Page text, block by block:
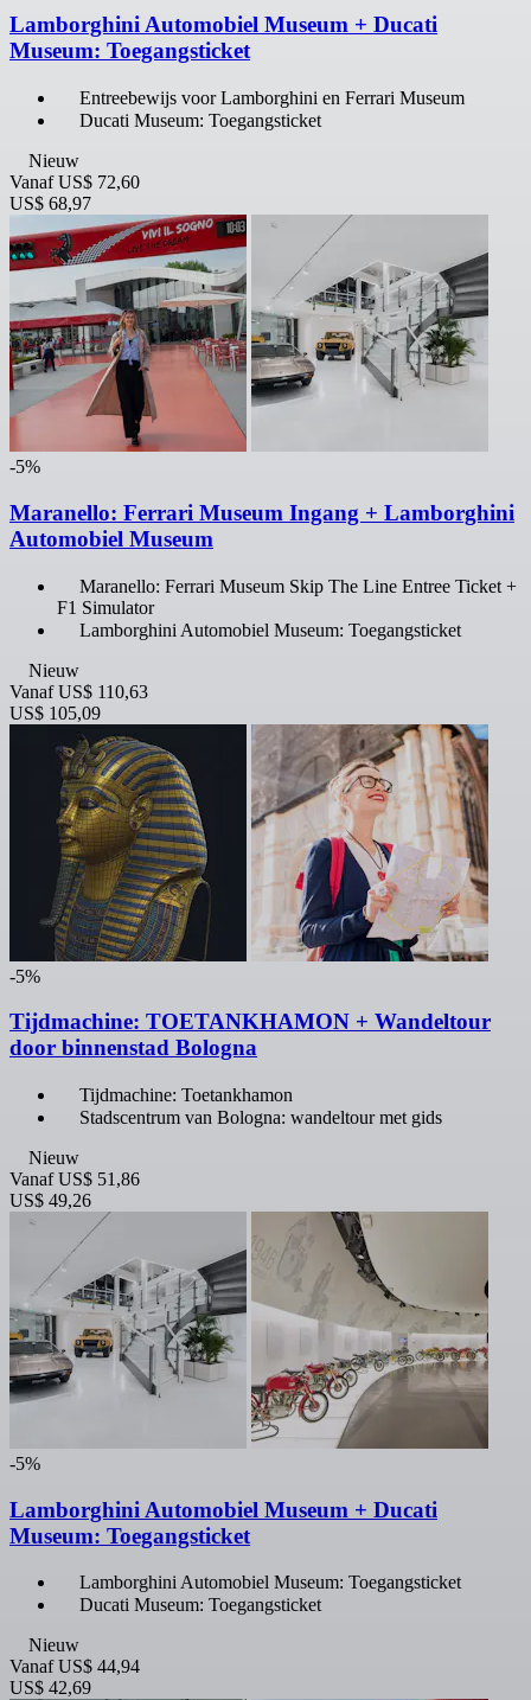
Lamborghini Automobiel Museum + Ducati
Museum: Toegangsticket
Entreebewijs voor Lamborghini en Ferrari Museum
Ducati Museum: Toegangsticket
Nieuw
Vanaf US$ 72,60
US$ 68,97
-5%
Maranello: Ferrari Museum Ingang + Lamborghini
Automobiel Museum
Maranello: Ferrari Museum Skip The Line Entree Ticket +
F1 Simulator
Lamborghini Automobiel Museum: Toegangsticket
Nieuw
Vanaf US$ 110,63
US$ 105,09
-5%
Tijdmachine: TOETANKHAMON + Wandeltour
door binnenstad Bologna
Tijdmachine: Toetankhamon
Stadscentrum van Bologna: wandeltour met gids
Nieuw
Vanaf US$ 51,86
US$ 49,26
-5%
Lamborghini Automobiel Museum + Ducati
Museum: Toegangsticket
Lamborghini Automobiel Museum: Toegangsticket
Ducati Museum: Toegangsticket
Nieuw
Vanaf US$ 44,94
US$ 42,69